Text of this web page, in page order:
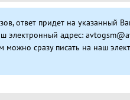
ответ придет на
электронный адрес:
сразу писать на наш